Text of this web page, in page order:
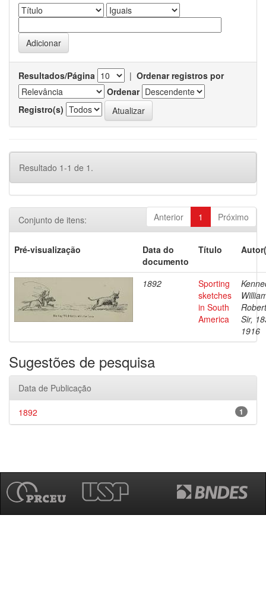
Resultados/Página | Ordenar registros por
Ordenar
Registro(s)
Resultado 1-1 de 1.
Anterior 1 Próximo
Conjunto de itens:
Pré-visualização
Data do
documento
Título
1892
Sporting
sketches
in South
America
Sir,
1916
Sugestões de pesquisa
Data de Publicação
1
1892